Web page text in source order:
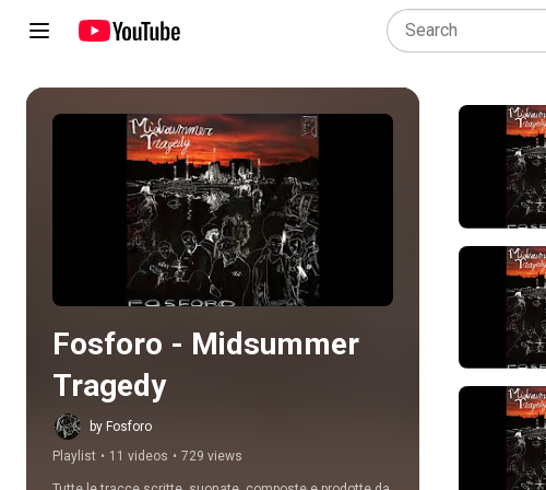
Play all
Fosforo - Midsummer
Tragedy
by Fosforo
Playlist • 11 videos • 729 views